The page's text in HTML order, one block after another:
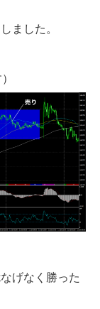
ました。
げなく勝った